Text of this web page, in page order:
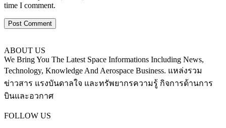
time I comment.
ABOUT US
We Bring You The Latest Space Informations Including News,
Technology, Knowledge And Aerospace Business. แหล่งรวม
ข่าวสาร แรงบันดาลใจ และทรัพยากรความรู้ กิจการด้านการ
บินและอวกาศ
FOLLOW US